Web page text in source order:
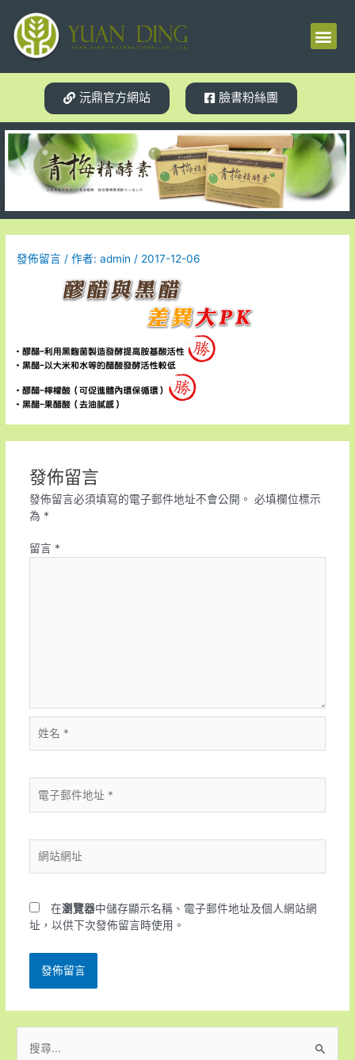
沅鼎官方網站 臉書粉絲團
發佈留言 / 作者:admin / 2017-12-06
發佈留言
發佈留言必須填寫的電子郵件地址不會公開。 必填欄位標示
為 *
留言 *
在瀏覽器中儲存顯示名稱、電子郵件地址及個人網站網
址，以供下次發佈留言時使用。